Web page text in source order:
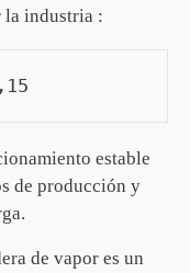
la industria :
estable
de producción y
de vapor es un